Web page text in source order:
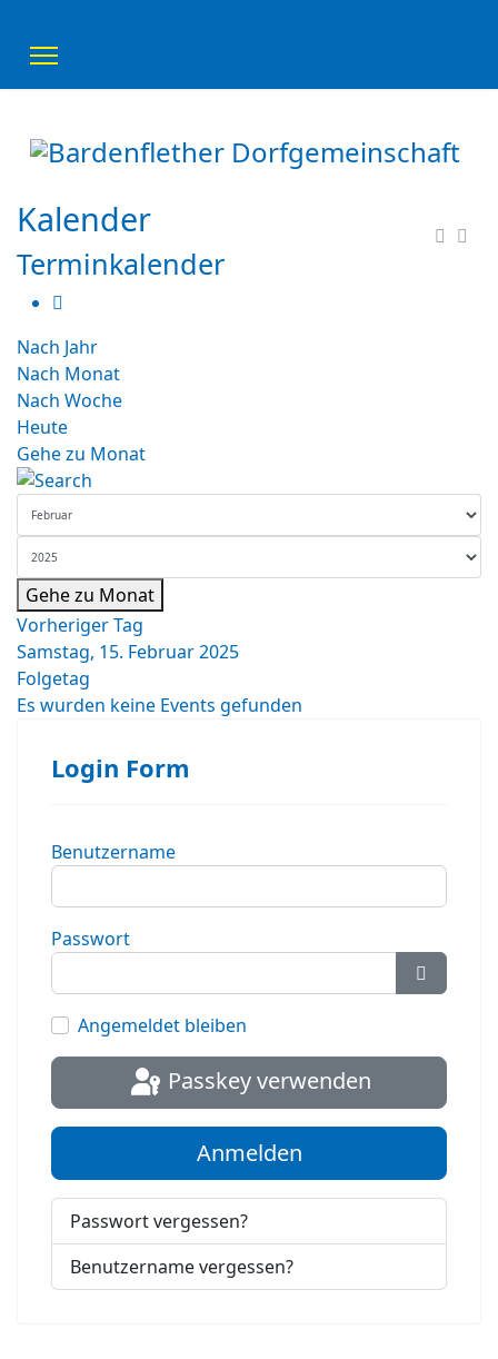
Kalender
Terminkalender
Nach Jahr
Nach Monat
Nach Woche
Heute
Gehe zu Monat
Gehe zu Monat
Vorheriger Tag
Samstag, 15. Februar 2025
Folgetag
Es wurden keine Events gefunden
Login Form
Benutzername
Passwort
Angemeldet bleiben
Passkey verwenden
Anmelden
Passwort vergessen?
Benutzername vergessen?